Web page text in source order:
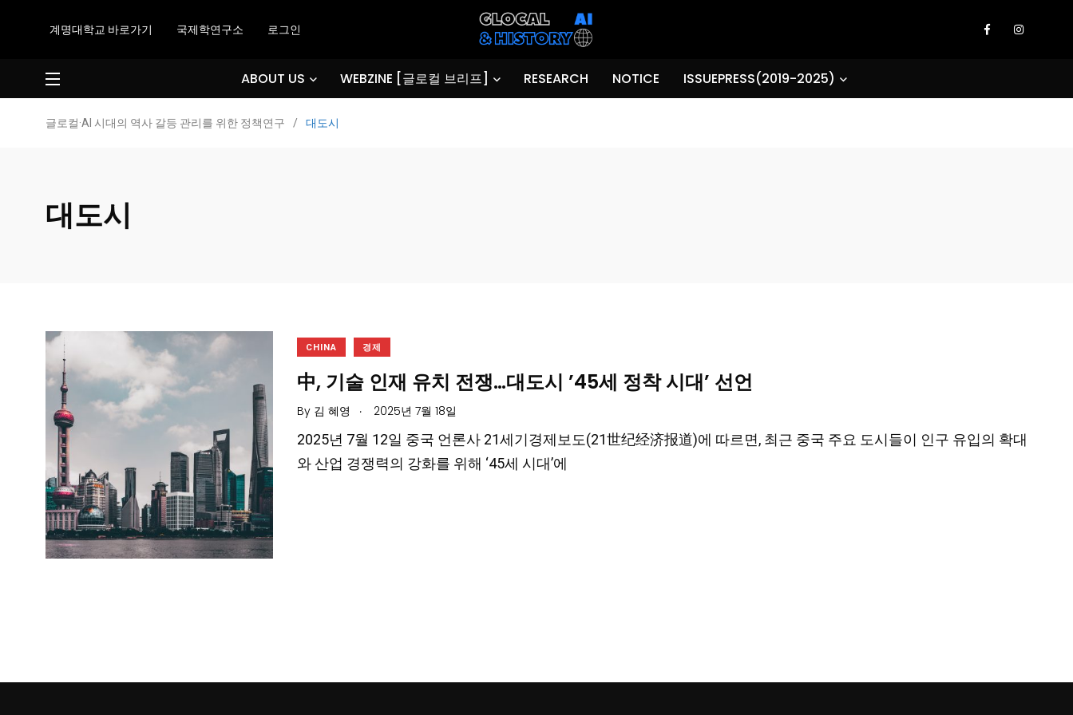
계명대학교 바로가기 국제학연구소 로그인
ABOUT US WEBZINE [글로컬 브리프] RESEARCH NOTICE ISSUEPRESS(2019-2025)
글로컬·AI 시대의 역사 갈등 관리를 위한 정책연구 / 대도시
대도시
CHINA 경제
中, 기술 인재 유치 전쟁…대도시 ’45세 정착 시대’ 선언
By 김 혜영 . 2025년 7월 18일
2025년 7월 12일 중국 언론사 21세기경제보도(21世纪经济报道)에 따르면, 최근 중국 주요 도시들이 인구 유입의 확대
와 산업 경쟁력의 강화를 위해 ‘45세 시대’에